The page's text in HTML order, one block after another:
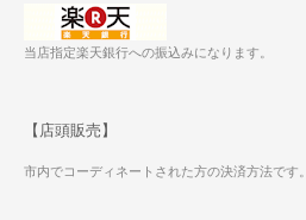
当店指定楽天銀行への振込みになります。
【店頭販売】
市内でコーディネートされた方の決済方法です。